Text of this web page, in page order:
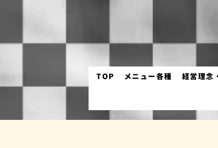
TOP メニュー各種 経営理念